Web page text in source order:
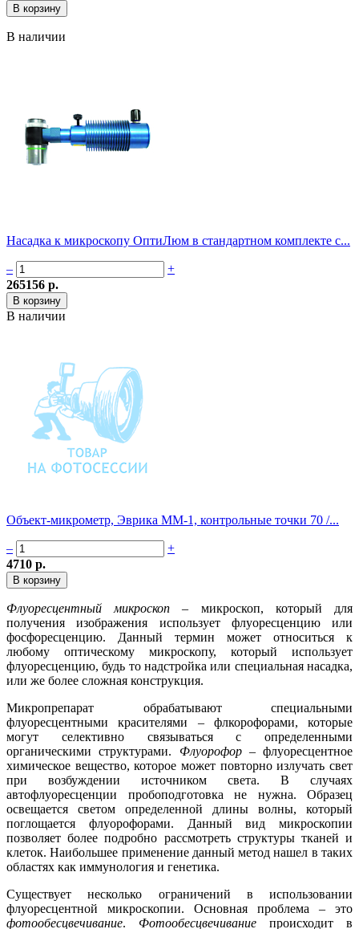
В наличии
Насадка к микроскопу ОптиЛюм в стандартном комплекте с...
–
+
265156 р.
В наличии
Объект-микрометр, Эврика MM-1, контрольные точки 70 /...
–
+
4710 р.
Флуоресцентный микроскоп – микроскоп, который для
получения изображения использует флуоресценцию или
фосфоресценцию. Данный термин может относиться к
любому оптическому микроскопу, который использует
флуоресценцию, будь то надстройка или специальная насадка,
или же более сложная конструкция.
Микропрепарат обрабатывают специальными
флуоресцентными красителями – флкорофорами, которые
могут селективно связываться с определенными
органическими структурами. Флуорофор– флуоресцентное
химическое вещество, которое может повторно излучать свет
при возбуждении источником света. В случаях
автофлуоресценции пробоподготовка не нужна. Образец
освещается светом определенной длины волны, который
поглощается флуорофорами. Данный вид микроскопии
позволяет более подробно рассмотреть структуры тканей и
клеток. Наибольшее применение данный метод нашел в таких
областях как иммунология и генетика.
Существует несколько ограничений в использовании
флуоресцентной микроскопии. Основная проблема – это
фотообесцвечивание. Фотообесцвечивание происходит в